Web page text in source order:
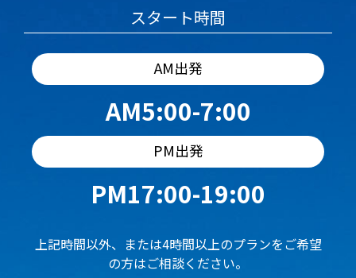
スタート時間
AM出発
AM5:00-7:00
PM出発
PM17:00-19:00
上記時間以外、または4時間以上のプランをご希望
の方はご相談ください。